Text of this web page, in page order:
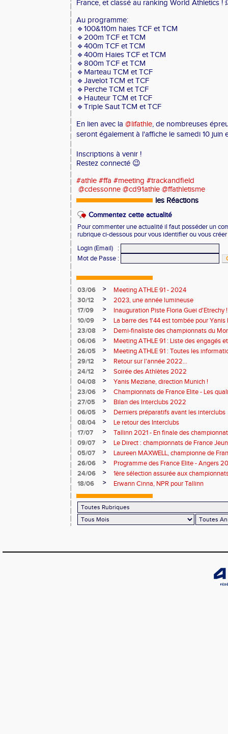
France, et classé au ranking World Athletics !
Au programme:
🔹100&110m haies TCF et TCM
🔹200m TCF et TCM
🔹400m TCF et TCM
🔹400m Haies TCF et TCM
🔹800m TCF et TCM
🔹Marteau TCM et TCF
🔹Javelot TCM et TCF
🔹Perche TCM et TCF
🔹Hauteur TCM et TCF
🔹Triple Saut TCM et TCF
En lien avec la @lifathle, de nombreuses
seront également à l'affiche le samedi 10 juin
Inscriptions à venir !
Restez connecté 😉
#athle #ffa #meeting #trackandfield
@cdessonne @cd91athle @ffathletisme
les Réactions
Commentez cette actualité
Pour commenter une actualité il faut posséder un
rubrique ci-dessous pour vous identifier ou vous
Login (Email)
:
Mot de Passe :
03/06 >
Meeting ATHLE 91 - 2024
30/12
>
2023, une année lumineuse
17/09
>
Inauguration Piste Floria Guei d'Etrechy !
10/09
>
La barre des 1'44 est tombée pour Yanis
23/08
>
Demi-finaliste des championnats du
06/06
>
Meeting ATHLE 91 : Liste des engagés
26/05
>
Meeting ATHLE 91 : Toutes les
29/12
>
Retour sur l'année 2022...
24/12
>
Soirée des Athlètes 2022
04/08
>
Yanis Meziane, direction Munich !
23/06
>
Championnats de France Elite - Les
27/05
>
Bilan des Interclubs 2022
06/05
>
Derniers préparatifs avant les interclubs
08/04
>
Le retour des Interclubs
17/07
>
Tallinn 2021 - En finale des
09/07
>
Le Direct : championnats de France
05/07
>
Laureen MAXWELL, championne de
26/06
>
Programme des France Elite - Angers
24/06
>
1ère sélection assurée aux
18/06
> Erwann Cinna, NPR pour Tallinn